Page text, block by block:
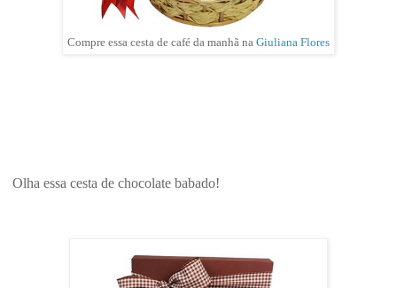
Compre essa cesta de café da manhã na Giuliana Flores
Olha essa cesta de chocolate babado!